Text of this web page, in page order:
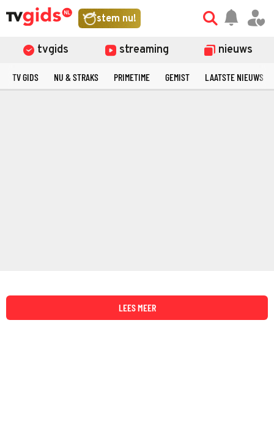
stem nu!
tvgids streaming nieuws
TV GIDS NU & STRAKS PRIMETIME GEMIST LAATSTE NIEUWS
LEES MEER